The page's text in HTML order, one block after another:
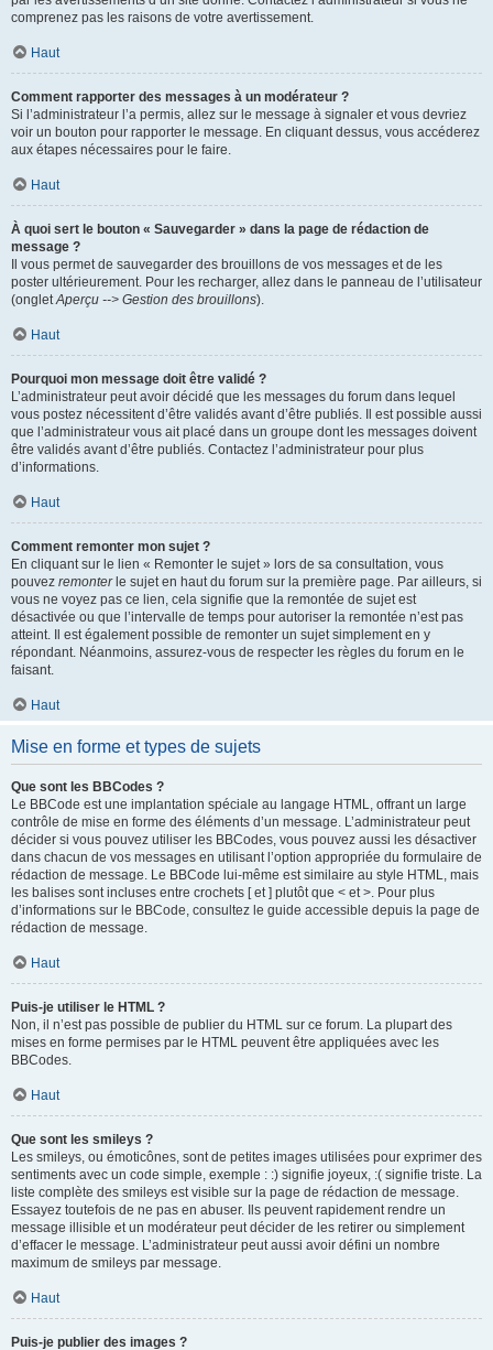
comprenez pas les raisons de votre avertissement.
Haut
Comment rapporter des messages à un modérateur ?
Si l’administrateur l’a permis, allez sur le message à signaler et vous devriez
voir un bouton pour rapporter le message. En cliquant dessus, vous accéderez
aux étapes nécessaires pour le faire.
Haut
À quoi sert le bouton « Sauvegarder » dans la page de rédaction de
message ?
Il vous permet de sauvegarder des brouillons de vos messages et de les
poster ultérieurement. Pour les recharger, allez dans le panneau de l’utilisateur
(ongletAperçu --> Gestion des brouillons).
Haut
Pourquoi mon message doit être validé ?
L’administrateur peut avoir décidé que les messages du forum dans lequel
vous postez nécessitent d’être validés avant d’être publiés. Il est possible aussi
que l’administrateur vous ait placé dans un groupe dont les messages doivent
être validés avant d’être publiés. Contactez l’administrateur pour plus
d’informations.
Haut
Comment remonter mon sujet ?
En cliquant sur le lien « Remonter le sujet » lors de sa consultation, vous
pouvez remonterle sujet en haut du forum sur la première page. Par ailleurs, si
vous ne voyez pas ce lien, cela signifie que la remontée de sujet est
désactivée ou que l’intervalle de temps pour autoriser la remontée n’est pas
atteint. Il est également possible de remonter un sujet simplement en y
répondant. Néanmoins, assurez-vous de respecter les règles du forum en le
faisant.
Haut
Mise en forme et types de sujets
Que sont les BBCodes ?
Le BBCode est une implantation spéciale au langage HTML, offrant un large
contrôle de mise en forme des éléments d’un message. L’administrateur peut
décider si vous pouvez utiliser les BBCodes, vous pouvez aussi les désactiver
dans chacun de vos messages en utilisant l’option appropriée du formulaire de
rédaction de message. Le BBCode lui-même est similaire au style HTML, mais
les balises sont incluses entre crochets [ et ] plutôt que < et >. Pour plus
d’informations sur le BBCode, consultez le guide accessible depuis la page de
rédaction de message.
Haut
Puis-je utiliser le HTML ?
Non, il n’est pas possible de publier du HTML sur ce forum. La plupart des
mises en forme permises par le HTML peuvent être appliquées avec les
BBCodes.
Haut
Que sont les smileys ?
Les smileys, ou émoticônes, sont de petites images utilisées pour exprimer des
sentiments avec un code simple, exemple : :) signifie joyeux, :( signifie triste. La
liste complète des smileys est visible sur la page de rédaction de message.
Essayez toutefois de ne pas en abuser. Ils peuvent rapidement rendre un
message illisible et un modérateur peut décider de les retirer ou simplement
d’effacer le message. L’administrateur peut aussi avoir défini un nombre
maximum de smileys par message.
Haut
Puis-je publier des images ?